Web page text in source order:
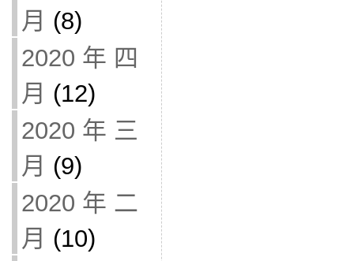
月 (8)
2020 年 四
月 (12)
2020 年 三
月 (9)
2020 年 二
月 (10)